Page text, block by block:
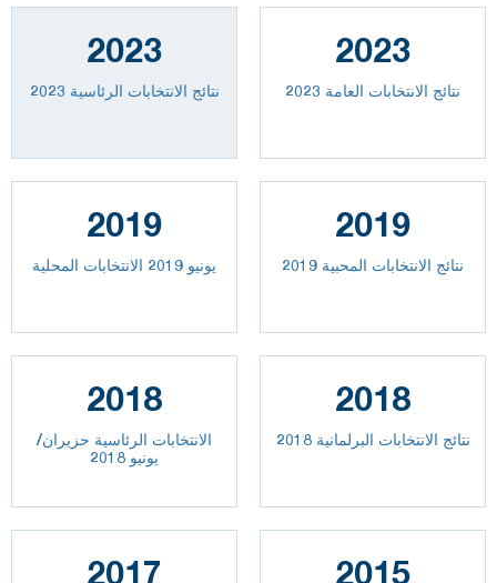
2023
نتائج الانتخابات الرئاسية 2023
2023
2023 نتائج الانتخابات العامة
2019
يونيو 2019 الانتخابات المحلية
2019
نتائج الانتخابات المحبية 2019
2018
الانتخابات الرئاسية حزيران/
يونيو 2018
2018
نتائج الانتخابات البرلمانية 2018
2017 2015